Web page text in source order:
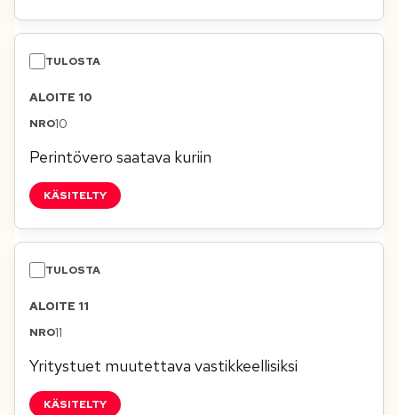
ALOITE 10
10
Perintövero saatava kuriin
KÄSITELTY
ALOITE 11
11
Yritystuet muutettava vastikkeellisiksi
KÄSITELTY